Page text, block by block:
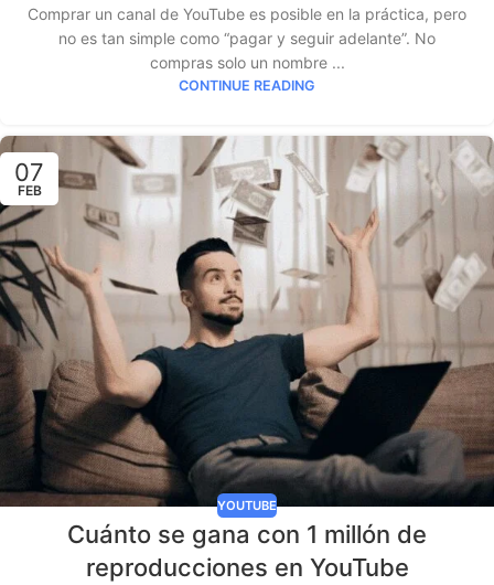
Comprar un canal de YouTube es posible en la práctica, pero
no es tan simple como “pagar y seguir adelante”. No
compras solo un nombre ...
CONTINUE READING
07
FEB
YOUTUBE
Cuánto se gana con 1 millón de
reproducciones en YouTube